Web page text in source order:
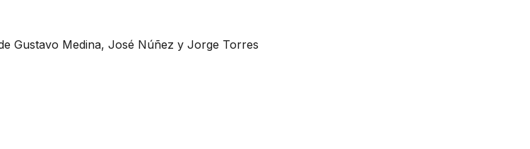
Gustavo Medina, José Núñez y Jorge Torres